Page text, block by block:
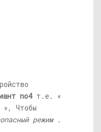
no4т.е. «
», Чтобы
режим.